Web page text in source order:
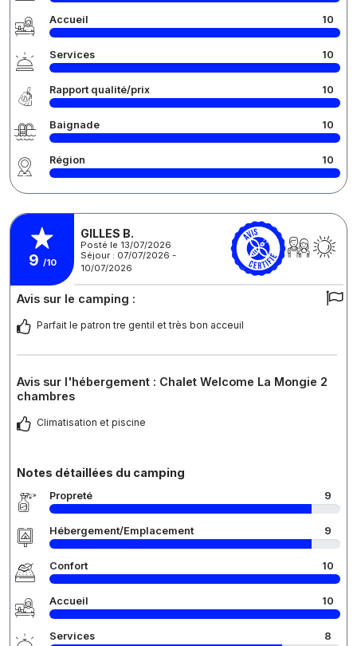
Accueil 10
Services 10
Rapport qualité/prix 10
Baignade 10
Région 10
9 /10
GILLES B.
Posté le 13/07/2026
Séjour : 07/07/2026 -
10/07/2026
Avis sur le camping :
Parfait le patron tre gentil et très bon acceuil
Avis sur l'hébergement : Chalet Welcome La Mongie 2
chambres
Climatisation et piscine
Notes détaillées du camping
Propreté 9
Hébergement/Emplacement 9
Confort 10
Accueil 10
Services 8